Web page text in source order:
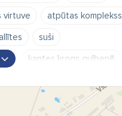
virtuve atpūtas komplekss
suši
kantes krogs gulbenē